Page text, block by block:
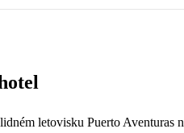
58 429
letovisku Puerto Aventuras